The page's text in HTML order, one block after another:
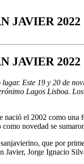
JAVIER 2022
JAVIER 2022
Este 19 y 20 de
Lagos Lisboa.
el 2002 como
novedad se
que por
Javier, Jorge Ignacio